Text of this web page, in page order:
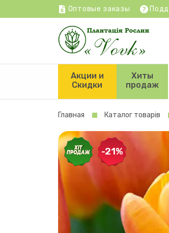
Оптовые заказы
Акции и
Скидки
Хиты
продаж
Главная Каталог товарів
-21%